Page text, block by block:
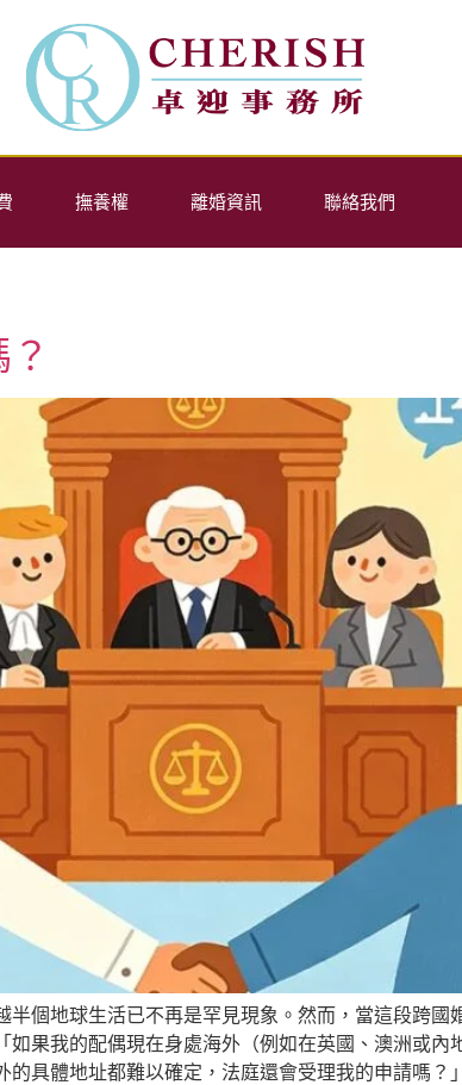
撫養權 離婚資訊 聯絡我們
個地球生活已不再是罕見現象。然而，當這段跨
果我的配偶現在身處海外（例如在英國、澳洲或
具體地址都難以確定，法庭還會受理我的申請嗎？